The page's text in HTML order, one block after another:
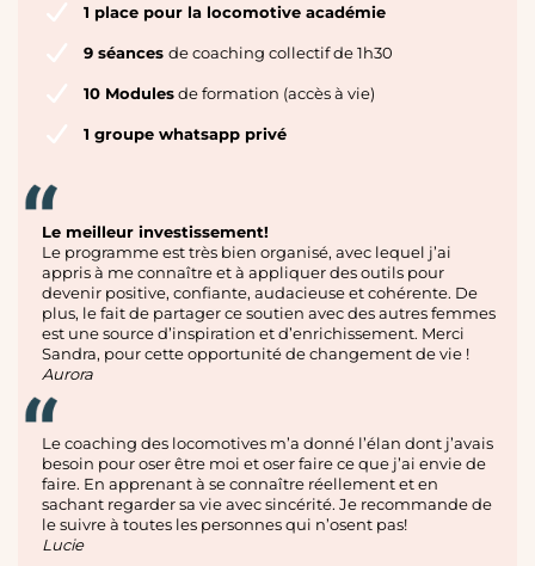
1 place pour la locomotive académie
9 séances de coaching collectif de 1h30
10 Modulesde formation (accès à vie)
1 groupe whatsapp privé
Le meilleur investissement!
Le programme est très bien organisé, avec lequel j’ai
appris à me connaître et à appliquer des outils pour
devenir positive, confiante, audacieuse et cohérente. De
plus, le fait de partager ce soutien avec des autres femmes
est une source d’inspiration et d’enrichissement. Merci
Sandra, pour cette opportunité de changement de vie !
Aurora
Le coaching des locomotives m’a donné l’élan dont j’avais
besoin pour oser être moi et oser faire ce que j’ai envie de
faire. En apprenant à se connaître réellement et en
sachant regarder sa vie avec sincérité. Je recommande de
le suivre à toutes les personnes qui n’osent pas!
Lucie